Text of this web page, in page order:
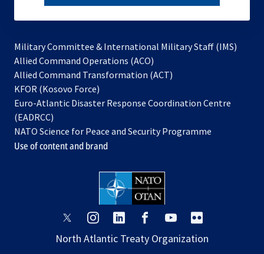
Military Committee & International Military Staff (IMS)
Allied Command Operations (ACO)
in
new
Allied Command Transformation (ACT)
a
tab
KFOR (Kosovo Force)
in
new
tab
Euro-Atlantic Disaster Response Coordination Centre
(EADRCC)
NATO Science for Peace and Security Programme
Use of content and brand
opens
a
opens
a
opens
a
opens
a
opens
a
a
North Atlantic Treaty Organization